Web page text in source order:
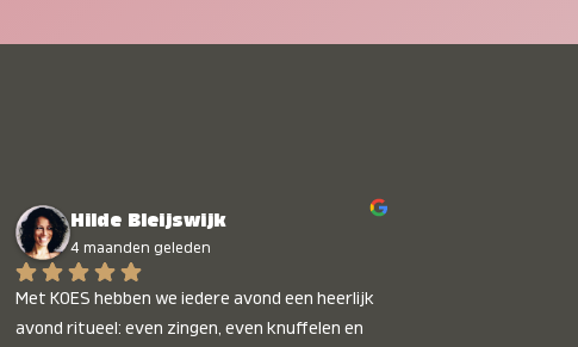
Hilde Bleijswijk
4 maanden geleden
Met KOES hebben we iedere avond een heerlijk
avond ritueel: even zingen, even knuffelen en